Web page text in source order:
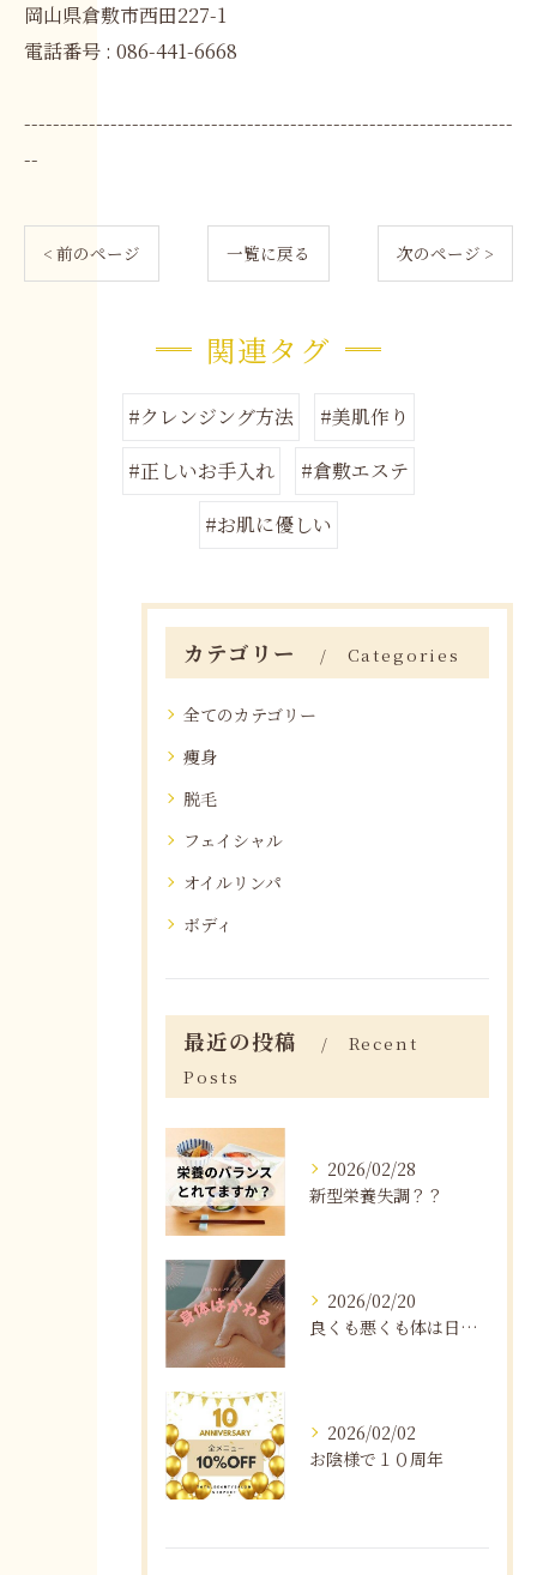
岡山県倉敷市西田227-1
電話番号 : 086-441-6668
--------------------------------------------------------------------
--
< 前のページ 一覧に戻る 次のページ >
関連タグ
#クレンジング方法
#美肌作り
#正しいお手入れ
#倉敷エステ
#お肌に優しい
カテゴリー Categories
全てのカテゴリー
痩身
脱毛
フェイシャル
オイルリンパ
ボディ
最近の投稿
Recent
Posts
2026/02/28
新型栄養失調？？
2026/02/20
良くも悪くも体は日々変化する
2026/02/02
お陰様で１０周年